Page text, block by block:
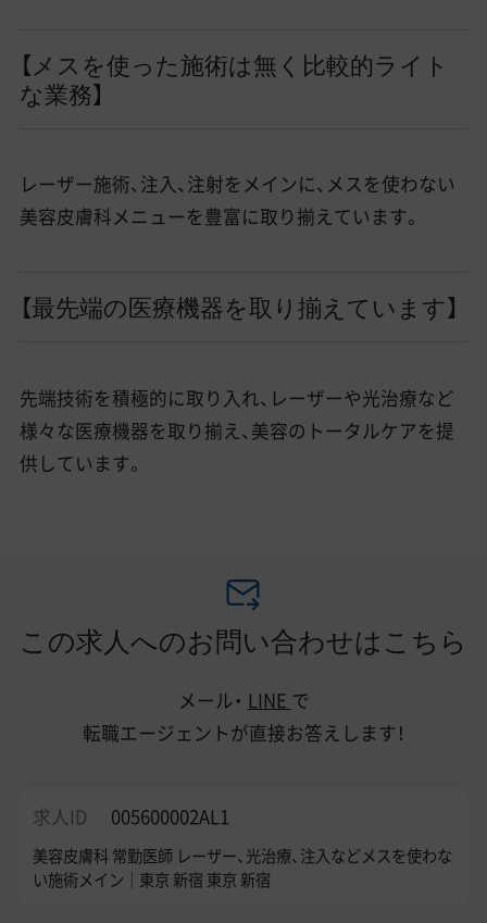
【メスを使った施術は無く比較的ライト
な業務】
レーザー施術、注入、注射をメインに、メスを使わない
美容皮膚科メニューを豊富に取り揃えています。
【最先端の医療機器を取り揃えています】
先端技術を積極的に取り入れ、レーザーや光治療など
様々な医療機器を取り揃え、美容のトータルケアを提
供しています。
この求人へのお問い合わせはこちら
メール・ LINE で
転職エージェントが直接お答えします！
求人ID 005600002AL1
美容皮膚科 常勤医師 レーザー、光治療、注入などメスを使わな
い施術メイン│東京 新宿 東京 新宿